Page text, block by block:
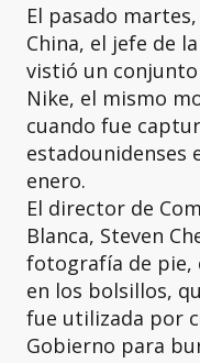
El pasado
China, el jefe de
vistió un
Nike, el mismo
cuando fue
estadounidenses
enero.
El director de
Blanca, Steven
fotografía de pie,
en los bolsillos,
fue utilizada por
Gobierno para